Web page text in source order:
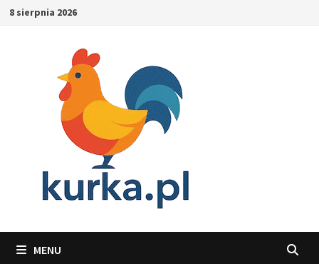
Skip8 sierpnia 2026
MENU